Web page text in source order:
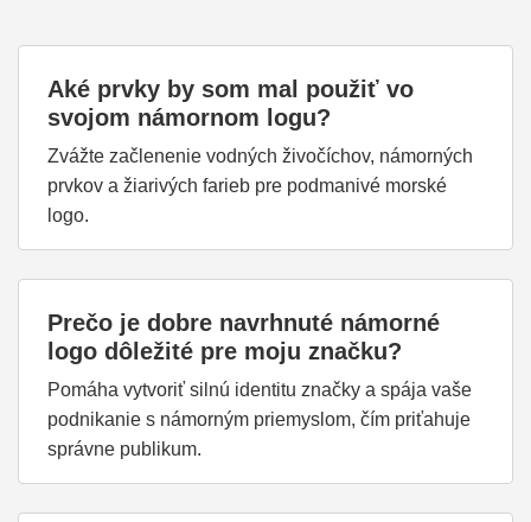
Aké prvky by som mal použiť vo
svojom námornom logu?
Zvážte začlenenie vodných živočíchov, námorných
prvkov a žiarivých farieb pre podmanivé morské
logo.
Prečo je dobre navrhnuté námorné
logo dôležité pre moju značku?
Pomáha vytvoriť silnú identitu značky a spája vaše
podnikanie s námorným priemyslom, čím priťahuje
správne publikum.